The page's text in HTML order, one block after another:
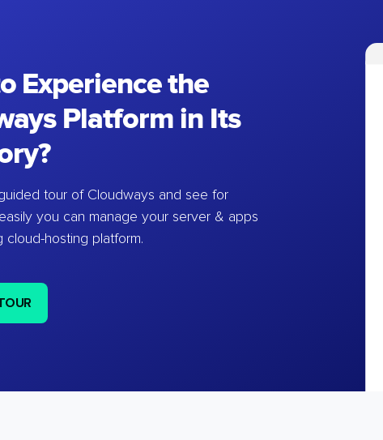
Experience the
Platform in Its
tour of Cloudways and see for
you can manage your server & apps
cloud-hosting platform.